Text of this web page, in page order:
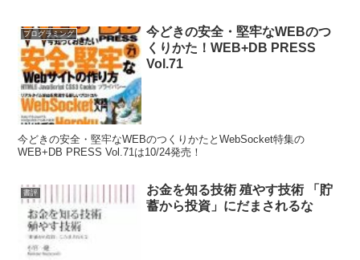
プログラミング
今どきの安全・堅牢なWEBのつ
くりかた！WEB+DB PRESS
Vol.71
今どきの安全・堅牢なWEBのつくりかたとWebSocket特集の
WEB+DB PRESS Vol.71は10/24発売！
書評
お金を知る技術 殖やす技術 「貯
蓄から投資」にだまされるな